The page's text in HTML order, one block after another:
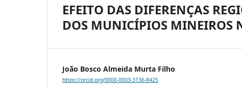
EFEITO DAS DIFERENÇAS
DOS MUNICÍPIOS MINEIROS
João Bosco Almeida Murta Filho
https://orcid.org/0000-0003-3136-8425